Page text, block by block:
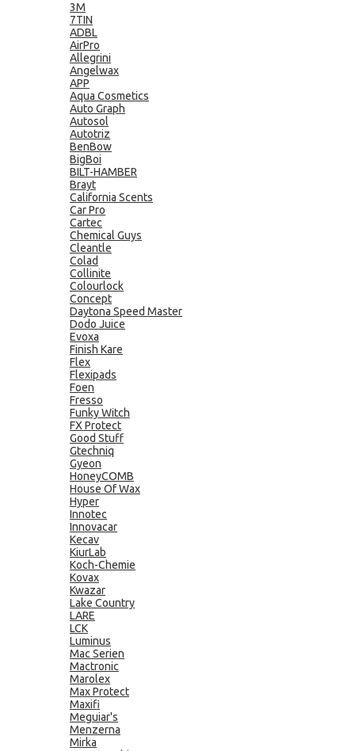
3M
7TIN
ADBL
AirPro
Allegrini
Angelwax
APP
Aqua Cosmetics
Auto Graph
Autosol
Autotriz
BenBow
BigBoi
BILT-HAMBER
Brayt
California Scents
Car Pro
Cartec
Chemical Guys
Cleantle
Colad
Collinite
Colourlock
Concept
Daytona Speed Master
Dodo Juice
Evoxa
Finish Kare
Flex
Flexipads
Foen
Fresso
Funky Witch
FX Protect
Good Stuff
Gtechniq
Gyeon
HoneyCOMB
House Of Wax
Hyper
Innotec
Innovacar
Kecav
KiurLab
Koch-Chemie
Kovax
Kwazar
Lake Country
LARE
LCK
Luminus
Mac Serien
Mactronic
Marolex
Max Protect
Maxifi
Meguiar's
Menzerna
Mirka